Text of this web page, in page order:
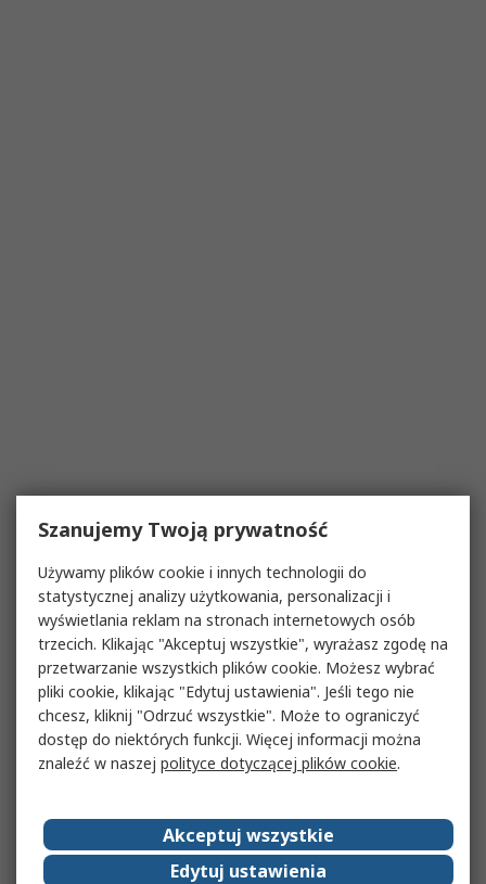
Szanujemy Twoją prywatność
Używamy plików cookie i innych technologii do
statystycznej analizy użytkowania, personalizacji i
wyświetlania reklam na stronach internetowych osób
trzecich. Klikając "Akceptuj wszystkie", wyrażasz zgodę na
przetwarzanie wszystkich plików cookie. Możesz wybrać
pliki cookie, klikając "Edytuj ustawienia". Jeśli tego nie
chcesz, kliknij "Odrzuć wszystkie". Może to ograniczyć
dostęp do niektórych funkcji. Więcej informacji można
znaleźć w naszej polityce dotyczącej plików cookie.
Akceptuj wszystkie
Edytuj ustawienia